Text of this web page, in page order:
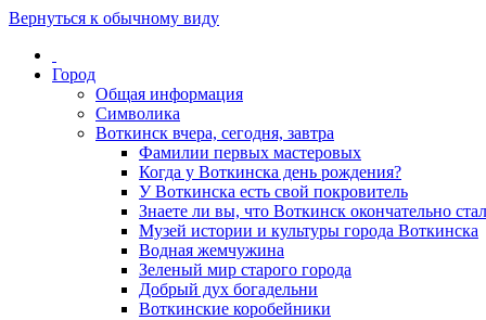
Вернуться к обычному виду
Город
Общая информация
Символика
Воткинск вчера, сегодня, завтра
Фамилии первых мастеровых
Когда у Воткинска день рождения?
У Воткинска есть свой покровитель
Знаете ли вы, что Воткинск окончательно
Музей истории и культуры города Воткинска
Водная жемчужина
Зеленый мир старого города
Добрый дух богадельни
Воткинские коробейники